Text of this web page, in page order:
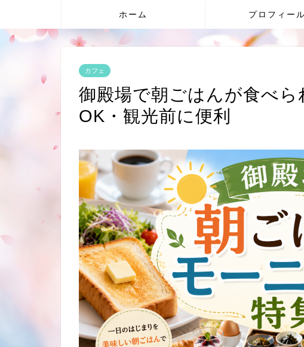
ホーム プロフィール
カフェ
御殿場で朝ごはんが食べら
OK・観光前に便利